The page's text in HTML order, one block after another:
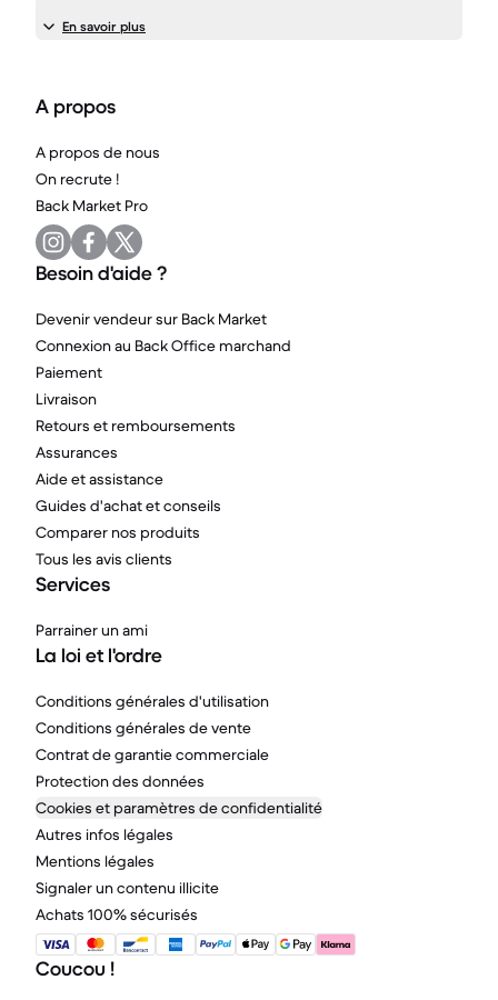
En savoir plus
A propos
A propos de nous
On recrute !
Back Market Pro
Besoin d'aide ?
Devenir vendeur sur Back Market
Connexion au Back Office marchand
Paiement
Livraison
Retours et remboursements
Assurances
Aide et assistance
Guides d'achat et conseils
Comparer nos produits
Tous les avis clients
Services
Parrainer un ami
La loi et l'ordre
Conditions générales d'utilisation
Conditions générales de vente
Contrat de garantie commerciale
Protection des données
Cookies et paramètres de confidentialité
Autres infos légales
Mentions légales
Signaler un contenu illicite
Achats 100% sécurisés
Coucou !